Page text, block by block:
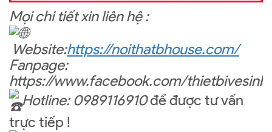
Mọi chi tiết xin liên hệ :
Website:https://noithatbhouse.com/
Fanpage:
https://www.facebook.com/
Hotline: 0989116910để được tư vấn
trực tiếp !